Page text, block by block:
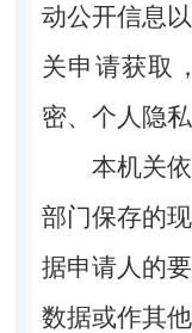
动公开信息
关申请获取
密、个人隐私
本机关
部门保存的
据申请人的
数据或作其他